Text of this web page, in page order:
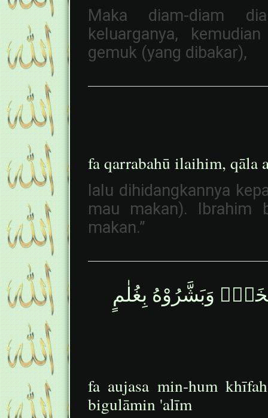
Maka diam-diam
keluarganya,
gemuk (yang dibakar),
fa qarrabahū ilaihim, qāla
lalu dihidangkannya
mau makan). Ibrahim
makan.”
وَبَشَّرُوْهُ بِغُلٰمٍ
fa aujasa min-hum
bigulāmin 'alīm